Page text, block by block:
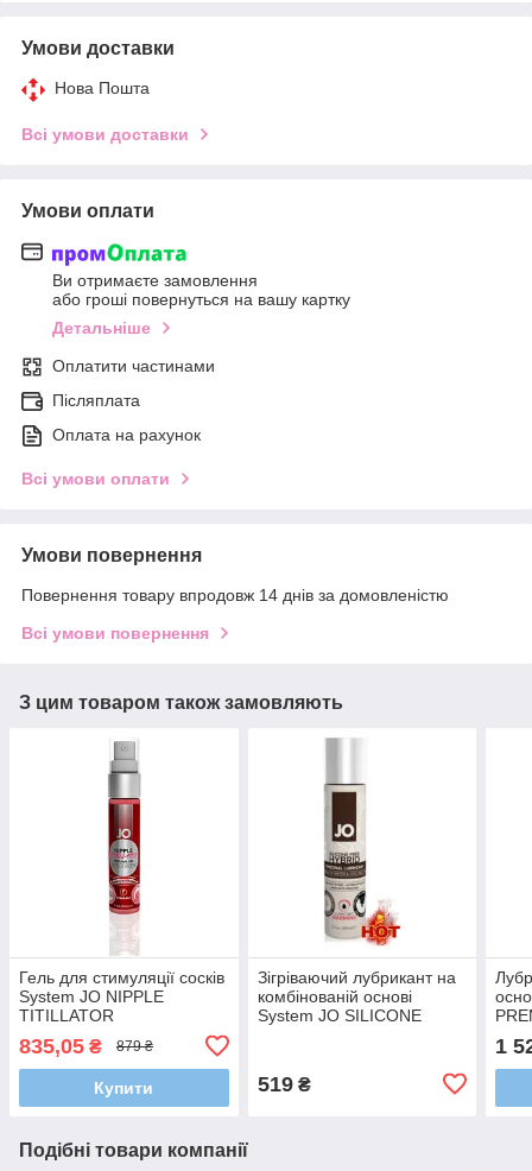
Умови доставки
Нова Пошта
Всі умови доставки
Умови оплати
Ви отримаєте замовлення
або гроші повернуться на вашу картку
Детальніше
Оплатити частинами
Післяплата
Оплата на рахунок
Всі умови оплати
Умови повернення
Повернення товару впродовж 14 днів за домовленістю
Всі умови повернення
З цим товаром також замовляють
Гель для стимуляції сосків
System JO NIPPLE
TITILLATOR
835,05 ₴ 879 ₴
Купити
Зігріваючий лубрикант на
комбінованій основі
System JO SILICONE
519₴
1
Подібні товари компанії